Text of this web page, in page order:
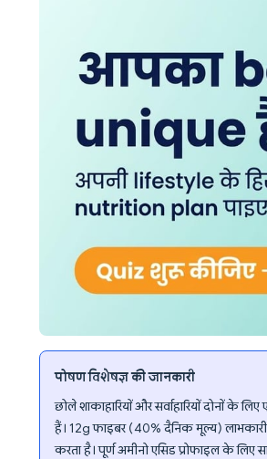
पोषण विशेषज्ञ की जानकारी
छोले शाकाहारियों और सर्वाहारियों दोनों के
हैं। 12g फाइबर (40% दैनिक मूल्य) लाभकारी
करता है। पूर्ण अमीनो एसिड प्रोफाइल के लिए